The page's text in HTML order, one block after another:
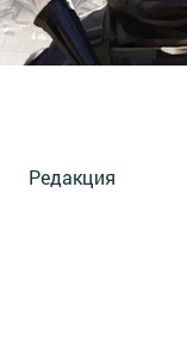
Редакция